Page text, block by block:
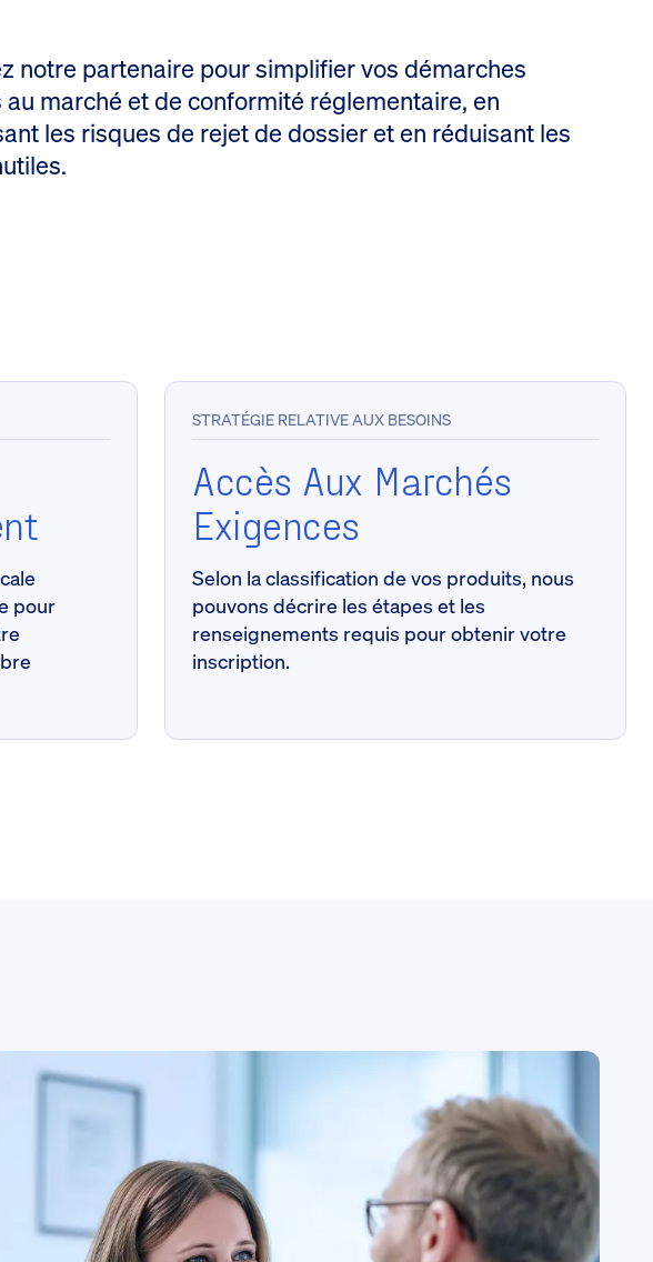
notre partenaire pour simplifier vos démarches
au marché et de conformité réglementaire, en
les risques de rejet de dossier et en réduisant les
pour
STRATÉGIE RELATIVE AUX BESOINS
Accès Aux Marchés
Exigences
Selon la classification de vos produits, nous
pouvons décrire les étapes et les
renseignements requis pour obtenir votre
inscription.